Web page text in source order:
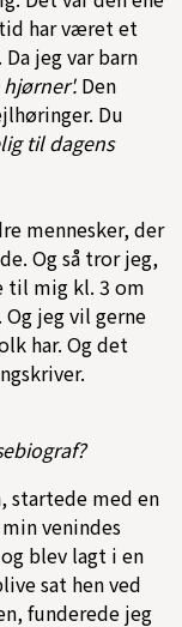
har været et
jeg var barn
Den
Du
til dagens
mennesker, der
Og så tror jeg,
til mig kl. 3 om
jeg vil gerne
har. Og det
startede med en
venindes
blev lagt i en
sat hen ved
funderede jeg